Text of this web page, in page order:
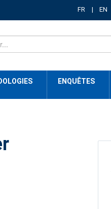
FR EN
ENQUÊTES